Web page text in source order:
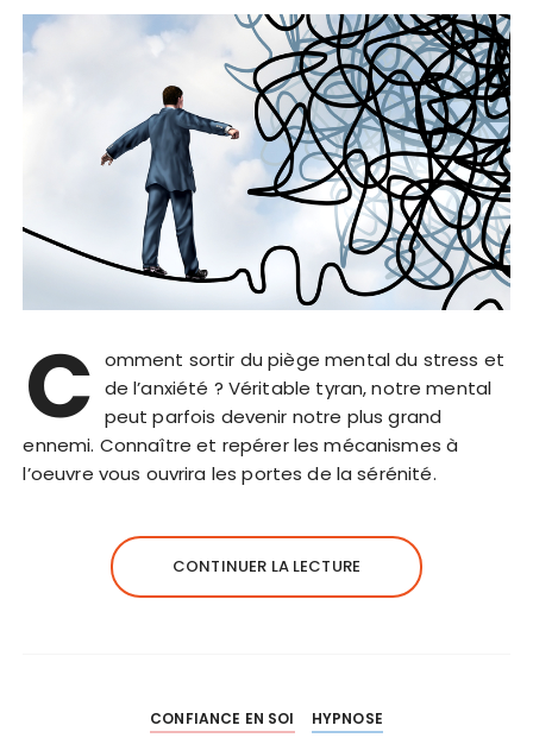
C omment sortir du piège mental du stress et
de l’anxiété ? Véritable tyran, notre mental
peut parfois devenir notre plus grand
ennemi. Connaître et repérer les mécanismes à
l’oeuvre vous ouvrira les portes de la sérénité.
CONTINUER LA LECTURE
CONFIANCE EN SOI HYPNOSE